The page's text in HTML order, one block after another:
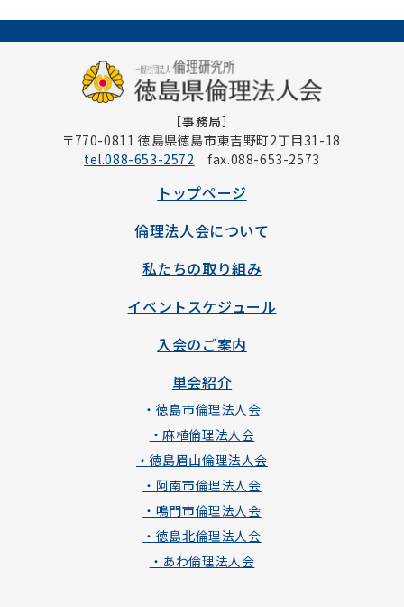
［事務局］
〒770-0811 徳島県徳島市東吉野町2丁目31-18
tel.088-653-2572 fax.088-653-2573
トップページ
倫理法人会について
私たちの取り組み
イベントスケジュール
入会のご案内
単会紹介
・徳島市倫理法人会
・麻植倫理法人会
・徳島眉山倫理法人会
・阿南市倫理法人会
・鳴門市倫理法人会
・徳島北倫理法人会
・あわ倫理法人会